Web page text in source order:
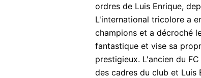
ordres de Luis Enrique,
L'international tricolore a
champions et a décroché
fantastique et vise sa
prestigieux. L'ancien du
des cadres du club et Luis